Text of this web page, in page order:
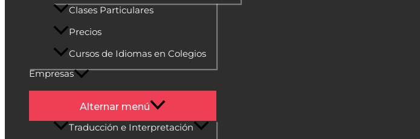
Clases Particulares
Precios
Cursos de Idiomas en Colegios
Empresas
Alternar menú
Traducción e Interpretación